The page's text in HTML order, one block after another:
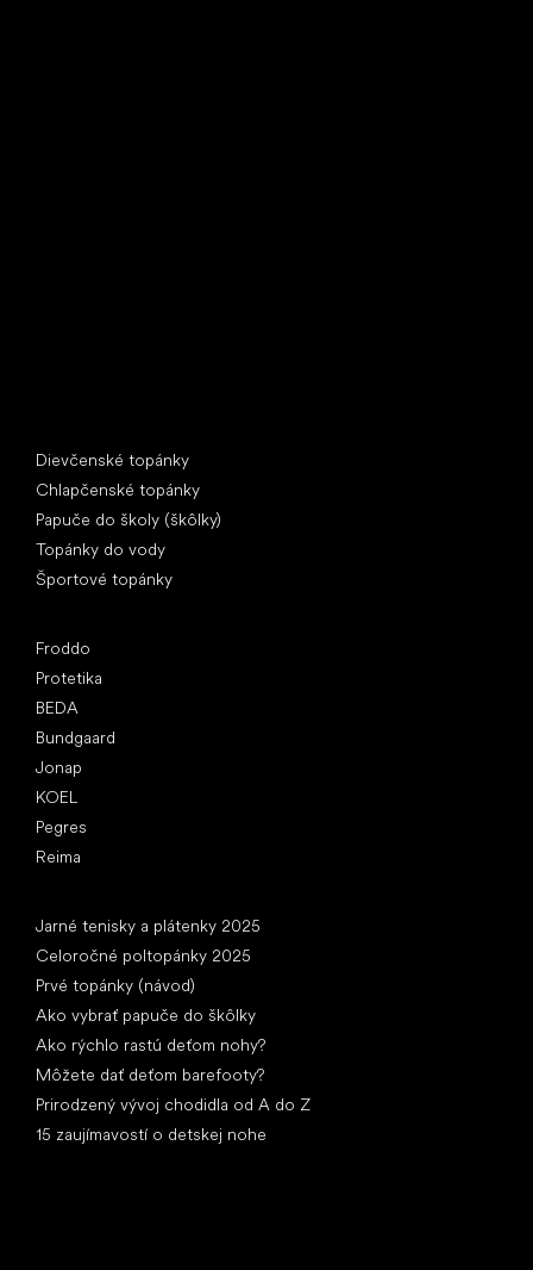
Dievčenské topánky
Chlapčenské topánky
Papuče do školy (škôlky)
Topánky do vody
Športové topánky
Froddo
Protetika
BEDA
Bundgaard
Jonap
KOEL
Pegres
Reima
Jarné tenisky a plátenky 2025
Celoročné poltopánky 2025
Prvé topánky (návod)
Ako vybrať papuče do škôlky
Ako rýchlo rastú deťom nohy?
Môžete dať deťom barefooty?
Prirodzený vývoj chodidla od A do Z
15 zaujímavostí o detskej nohe